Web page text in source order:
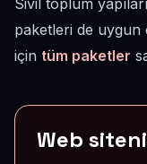
paketleri de uygun
için tüm paketler
Web